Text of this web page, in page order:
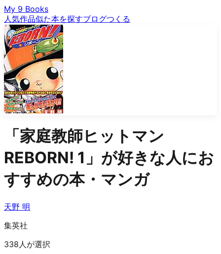
My 9 Books
人気作品似た本を探すブログつくる
「家庭教師ヒットマン
REBORN! 1 」が好きな人にお
すすめの本・マンガ
天野 明
集英社
338人が選択